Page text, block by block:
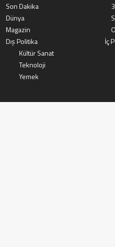
Son Dakika
Dünya
Magazin
Dış Politika
İç
Kültür Sanat
Teknoloji
Yemek